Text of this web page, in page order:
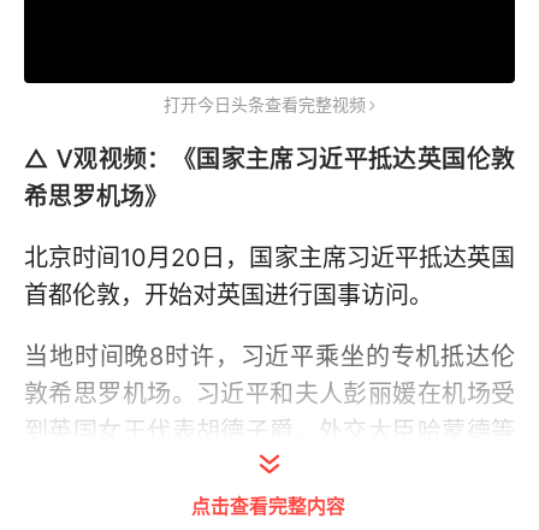
打开今日头条查看完整视频
△ V观视频：《国家主席习近平抵达英国伦敦
希思罗机场》
北京时间10月20日，国家主席习近平抵达英国
首都伦敦，开始对英国进行国事访问。
当地时间晚8时许，习近平乘坐的专机抵达伦
敦希思罗机场。习近平和夫人彭丽媛在机场受
到英国女王代表胡德子爵、外交大臣哈蒙德等
热情迎接。英国青年向习近平夫妇献上鲜花。
点击查看完整内容